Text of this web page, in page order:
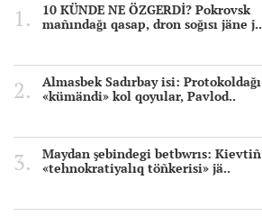
10 KÜNDE NE ÖZGERDİ? Pokrovsk
mañındağı qasap, dron soğısı jäne j..
Almasbek Sadırbay isi: Protokoldağı
«kümändi» kol qoyular, Pavlod..
Maydan şebindegi betbwrıs: Kievtiñ
«tehnokratiyalıq töñkerisi» jä..